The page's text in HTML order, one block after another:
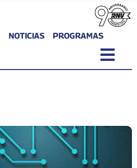
NOTICIAS PROGRAMAS